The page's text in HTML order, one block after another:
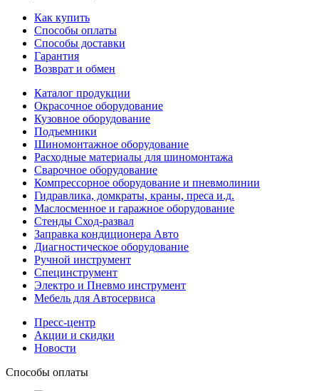
Как купить
Способы оплаты
Способы доставки
Гарантия
Возврат и обмен
Каталог продукции
Окрасочное оборудование
Кузовное оборудование
Подъемники
Шиномонтажное оборудование
Расходные материалы для шиномонтажа
Сварочное оборудование
Компрессорное оборудование и пневмолинии
Гидравлика, домкраты, краны, преса и.д.
Маслосменное и гаражное оборудование
Стенды Сход-развал
Заправка кондиционера Авто
Диагностическое оборудование
Ручной инструмент
Специнструмент
Электро и Пневмо инструмент
Мебель для Автосервиса
Пресс-центр
Акции и скидки
Новости
Способы оплаты